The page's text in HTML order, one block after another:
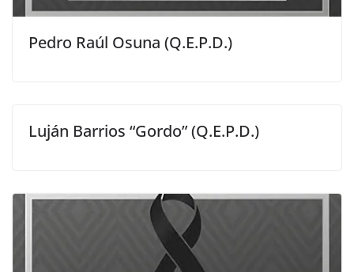
Pedro Raúl Osuna (Q.E.P.D.)
Luján Barrios “Gordo” (Q.E.P.D.)